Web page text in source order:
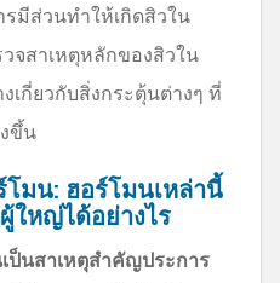
มีส่วนทำให้เกิดสิวใน
จสาเหตุหลักของสิวใน
เกี่ยวกับสิ่งกระตุ้นต่างๆ ที่
ขึ้น
มน: ฮอร์โมนเหล่านี้
ใหญ่ได้อย่างไร
ป็นสาเหตุสำคัญประการ